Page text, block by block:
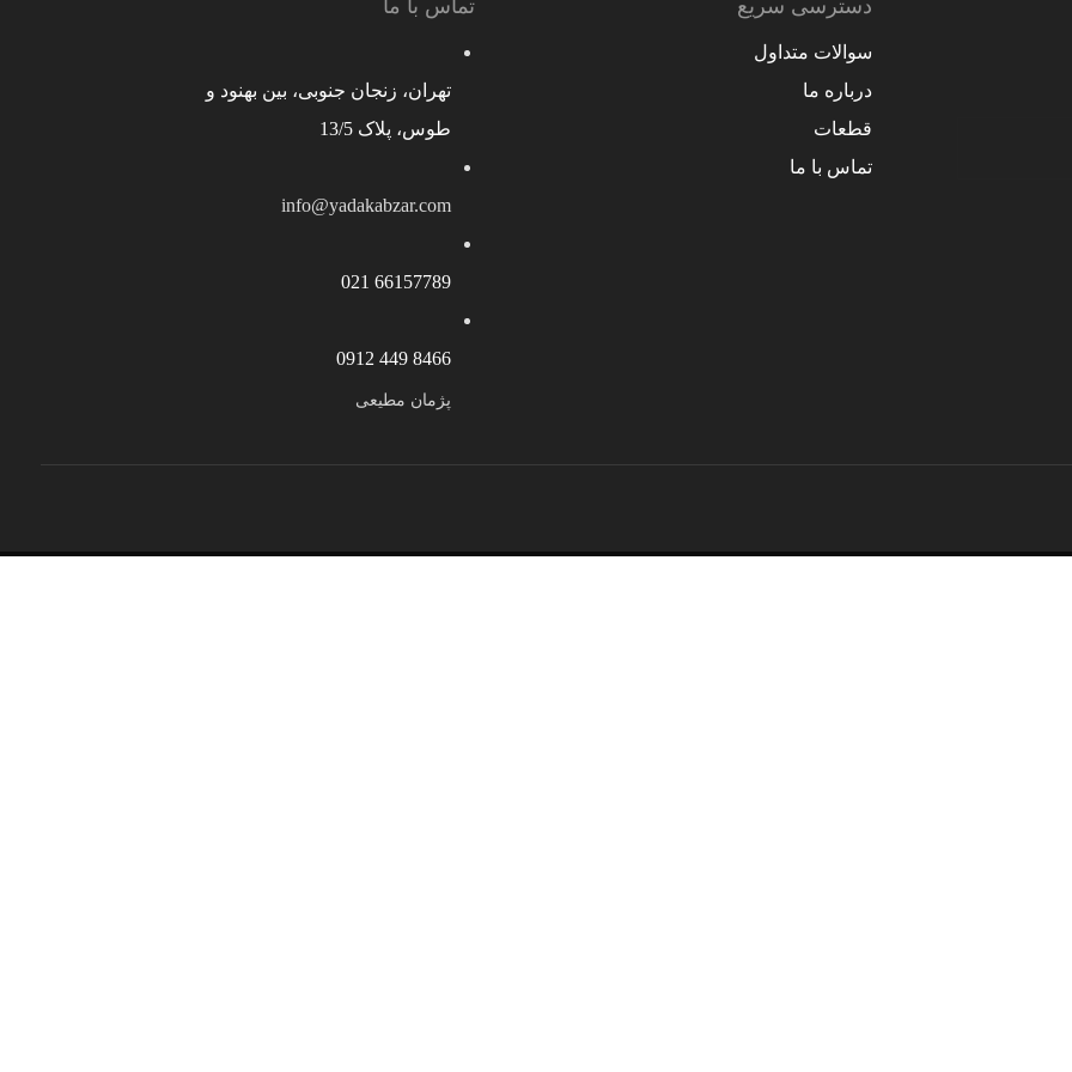
دسترسی سریع
سوالات متداول
درباره ما
قطعات
تماس با ما
تماس با ما
تهران، زنجان جنوبی، بین بهنود و
طوس، پلاک 13/5
info@yadakabzar.com
66157789 021
8466 449 0912
پژمان مطیعی